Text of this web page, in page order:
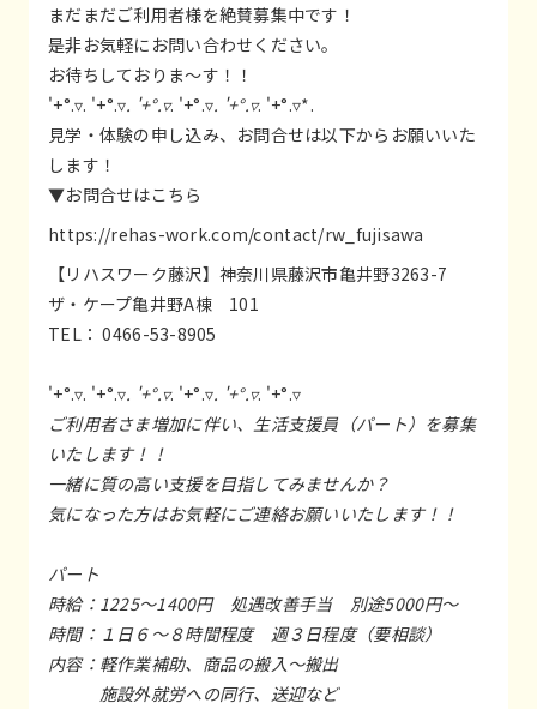
まだまだご利用者様を絶賛募集中です！
是非お気軽にお問い合わせください。
お待ちしておりま～す！！
'+°.▿. '+°.▿. '+°.▿. '+°.▿. '+°.▿. '+°.▿*.
見学・体験の申し込み、お問合せは以下からお願いいた
します！
▼お問合せはこちら
https://rehas-work.com/contact/rw_fujisawa
【リハスワーク藤沢】神奈川県藤沢市亀井野3263-7
ザ・ケープ亀井野A棟 101
TEL： 0466-53-8905
'+°.▿. '+°.▿. '+°.▿. '+°.▿. '+°.▿. '+°.▿
ご利用者さま増加に伴い、生活支援員（パート）を募集
いたします！！
一緒に質の高い支援を目指してみませんか？
気になった方はお気軽にご連絡お願いいたします！！
パート
時給：1225～1400円 処遇改善手当 別途5000円～
時間：１日６～８時間程度 週３日程度（要相談）
内容：軽作業補助、商品の搬入～搬出
施設外就労への同行、送迎など